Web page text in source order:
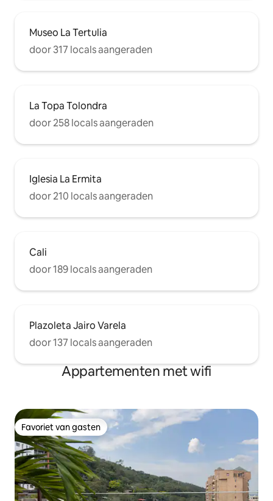
Museo La Tertulia
door 317 locals aangeraden
La Topa Tolondra
door 258 locals aangeraden
Iglesia La Ermita
door 210 locals aangeraden
Cali
door 189 locals aangeraden
Plazoleta Jairo Varela
door 137 locals aangeraden
Appartementen met wifi
Favoriet van gasten
Favoriet van gasten